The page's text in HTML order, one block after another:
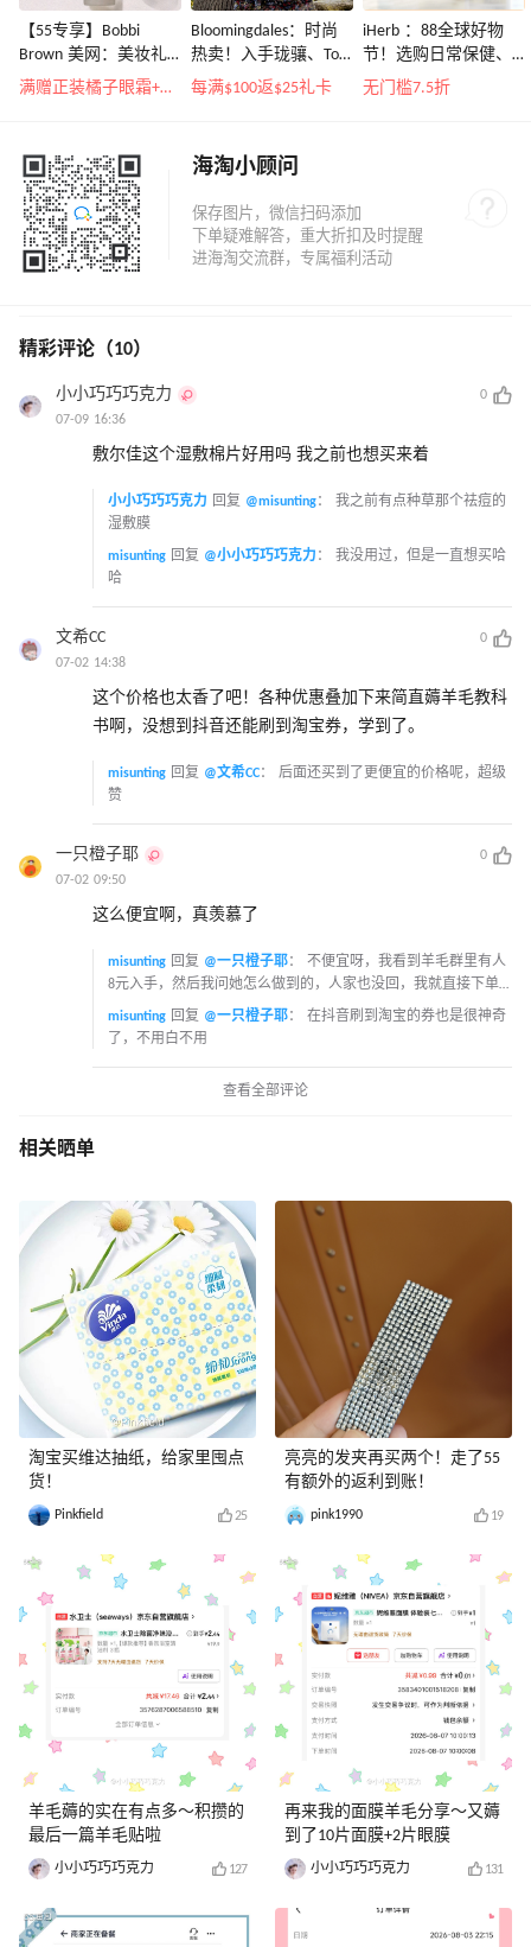
【55专享】Bobbi
Brown 美网：美妆礼
遇！满$150立省$50
满赠正装橘子眼霜+精华唇蜜等好礼
Bloomingdales：时尚
热卖！入手珑骧、Tory
Burch、拉夫劳伦等
每满$100返$25礼卡
iHerb ：88全球好物
节！选购日常保健、
健身补剂、护肤洗护
无门槛7.5折
海淘小顾问
精彩评论（10）
小小巧巧巧克力
0
07-09 16:36
敷尔佳这个湿敷棉片好用吗 我之前也想买来着
小小巧巧巧克力 回复 @misunting： 我之前有点种草那个祛痘的
湿敷膜
misunting 回复 @小小巧巧巧克力 ： 我没用过，但是一直想买哈
哈
文希CC
0
07-02 14:38
这个价格也太香了吧！各种优惠叠加下来简直薅羊毛教科
书啊，没想到抖音还能刷到淘宝券，学到了。
misunting 回复 @文希CC： 后面还买到了更便宜的价格呢，超级
赞
一只橙子耶
0
07-02 09:50
这么便宜啊，真羡慕了
misunting 回复 @一只橙子耶： 不便宜呀，我看到羊毛群里有人
8元入手，然后我问她怎么做到的，人家也没回，我就直接下单
了
misunting 回复 @一只橙子耶： 在抖音刷到淘宝的券也是很神奇
了，不用白不用
查看全部评论
相关晒单
淘宝买维达抽纸，给家里囤点
货！
Pinkfield 25
羊毛薅的实在有点多～积攒的
最后一篇羊毛贴啦
小小巧巧巧克力 127
亮亮的发夹再买两个！走了55
有额外的返利到账！
pink1990 19
再来我的面膜羊毛分享～又薅
到了10片面膜+2片眼膜
小小巧巧巧克力 131